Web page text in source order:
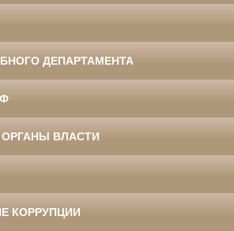
ДЕПАРТАМЕНТА
ВЛАСТИ
КОРРУПЦИИ